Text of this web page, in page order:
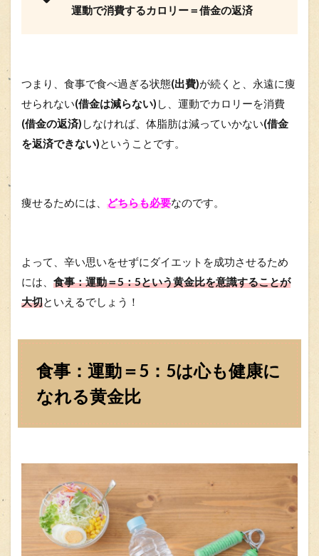
運動で消費するカロリー＝借金の返済
つまり、食事で食べ過ぎる状態(出費)が続くと、永遠に痩
せられない(借金は減らない) し、運動でカロリーを消費
(借金の返済) しなければ、体脂肪は減っていかない(借金
を返済できない)ということです。
痩せるためには、 どちらも必要なのです。
よって、辛い思いをせずにダイエットを成功させるため
には、 食事：運動＝5：5という黄金比を意識することが
大切といえるでしょう！
食事：運動＝5：5は心も健康に
なれる黄金比